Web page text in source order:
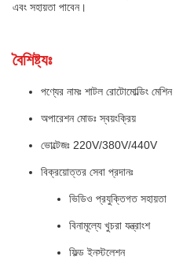
এবং সহায়তা পাবেন।
বৈশিষ্ট্যঃ
পণ্যের নামঃ শাটল রোটোমোল্ডিং মেশিন
অপারেশন মোডঃ স্বয়ংক্রিয়
ভোল্টেজঃ 220V/380V/440V
বিক্রয়োত্তর সেবা প্রদানঃ
ভিডিও প্রযুক্তিগত সহায়তা
বিনামূল্যে খুচরা যন্ত্রাংশ
ফিল্ড ইনস্টলেশন